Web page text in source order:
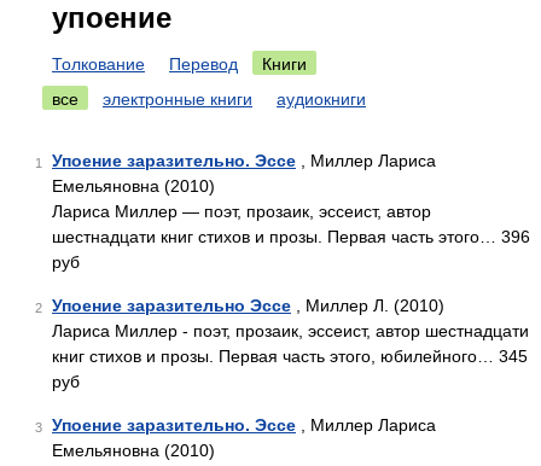
упоение
Толкование Перевод
Книги
все
электронные книги аудиокниги
1 Упоение заразительно. Эссе , Миллер Лариса
Емельяновна (2010)
Лариса Миллер — поэт, прозаик, эссеист, автор
шестнадцати книг стихов и прозы. Первая часть этого… 396
руб
2 Упоение заразительно Эссе , Миллер Л. (2010)
Лариса Миллер - поэт, прозаик, эссеист, автор шестнадцати
книг стихов и прозы. Первая часть этого, юбилейного… 345
руб
3 Упоение заразительно. Эссе , Миллер Лариса
Емельяновна (2010)